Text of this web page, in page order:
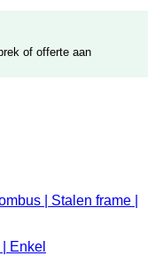
of offerte aan
Enkel